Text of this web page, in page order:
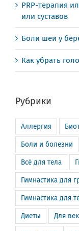
PRP-терапия
или суставов
Боли шеи у
Как убрать
Рубрики
Аллергия
Боли и болезни
Всё для тела
Гимнастика для
Гимнастика для
Диеты Для век